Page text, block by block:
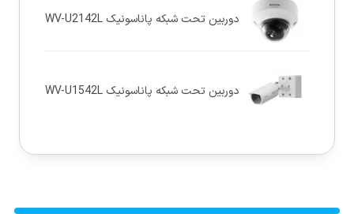
دوربین تحت شبکه پاناسونيک WV-U2142L
دوربین تحت شبکه پاناسونيک WV-U1542L